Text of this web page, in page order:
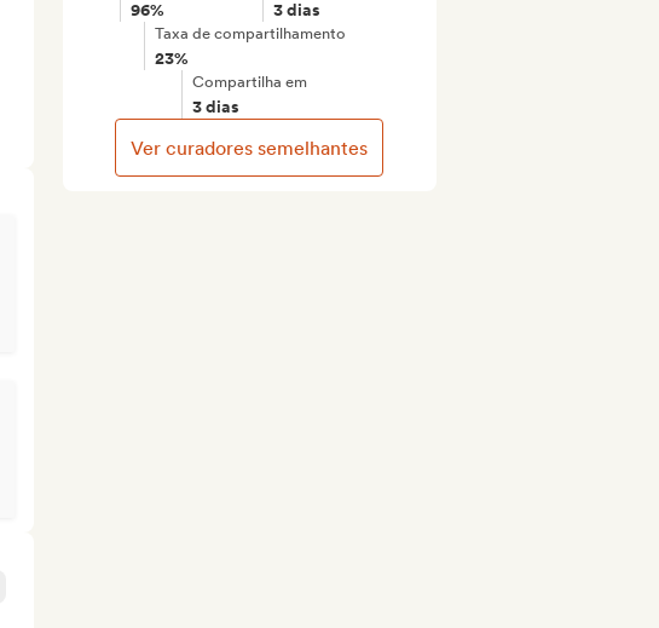
96% 3 dias
Taxa de compartilhamento
23%
Compartilha em
3 dias
Ver curadores semelhantes